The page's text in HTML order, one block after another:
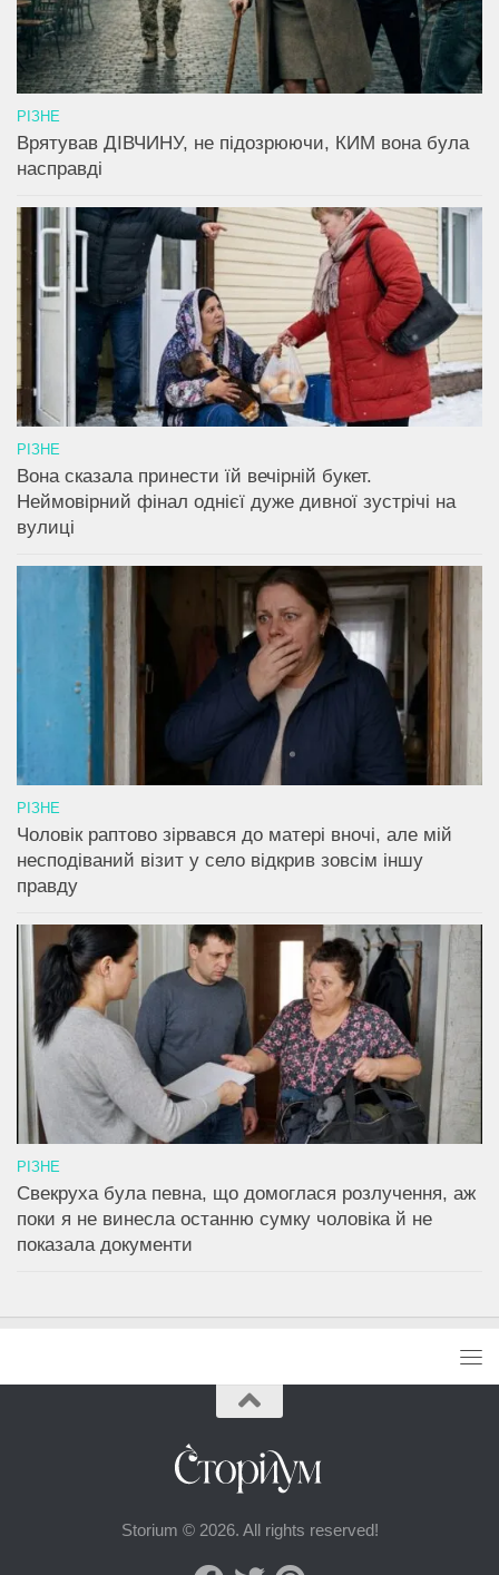
РІЗНЕ
Врятував ДІВЧИНУ, не підозрюючи, КИМ вона була
насправді
РІЗНЕ
Вона сказала принести їй вечірній букет.
Неймовірний фінал однієї дуже дивної зустрічі на
вулиці
РІЗНЕ
Чоловік раптово зірвався до матері вночі, але мій
несподіваний візит у село відкрив зовсім іншу
правду
РІЗНЕ
Свекруха була певна, що домоглася розлучення, аж
поки я не винесла останню сумку чоловіка й не
показала документи
Storium © 2026. All rights reserved!